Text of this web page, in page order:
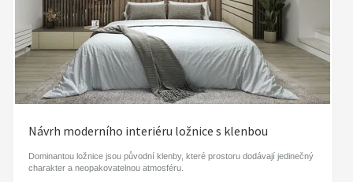
Návrh moderního interiéru ložnice s klenbou
Dominantou ložnice jsou původní klenby, které prostoru dodávají jedinečný
charakter a neopakovatelnou atmosféru.